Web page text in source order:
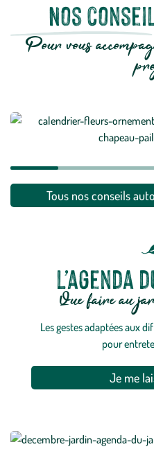
Nos
Pour vous
Comment planter et
En savoir plus
Tous nos conseils
Que faire au
Les gestes adaptées aux
pour
Je me